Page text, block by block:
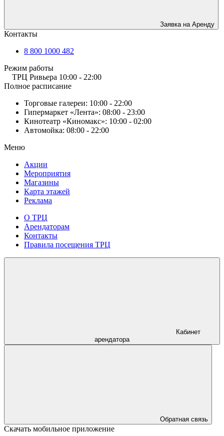
Заявка на Аренду
Контакты
8 800 1000 482
Режим работы
ТРЦ Ривьера 10:00 - 22:00
Полное расписание
Торговые галереи: 10:00 - 22:00
Гипермаркет «Лента»: 08:00 - 23:00
Кинотеатр «Киномакс»: 10:00 - 02:00
Автомойка: 08:00 - 22:00
Меню
Акции
Мероприятия
Магазины
Карта этажей
Реклама
О ТРЦ
Арендаторам
Контакты
Правила посещения ТРЦ
Кабинет
арендатора
Обратная связь
Скачать мобильное приложение